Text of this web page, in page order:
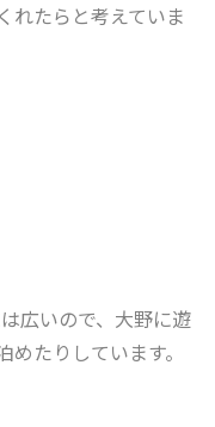
れたらと考えていま
広いので、大野に遊
たりしています。